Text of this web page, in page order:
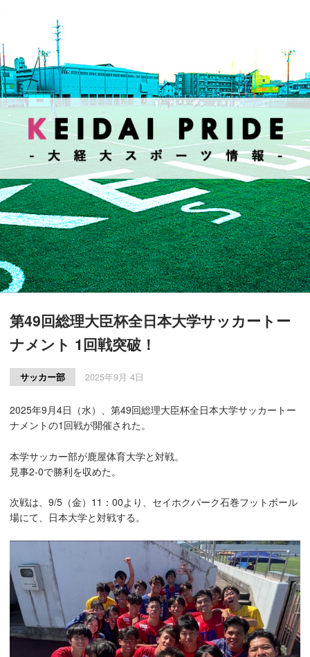
第49回総理大臣杯全日本大学サッカートー
ナメント 1回戦突破！
サッカー部 2025年9月 4日
2025年9月4日（水）、 第49回総理大臣杯全日本大学サッカートー
ナメントの1回戦が開催された。
本学サッカー部が鹿屋体育大学と対戦。
見事2-0で勝利を収めた。
次戦は、9/5（金）11：00より、セイホクパーク石巻フットボール
場にて、日本大学と対戦する。